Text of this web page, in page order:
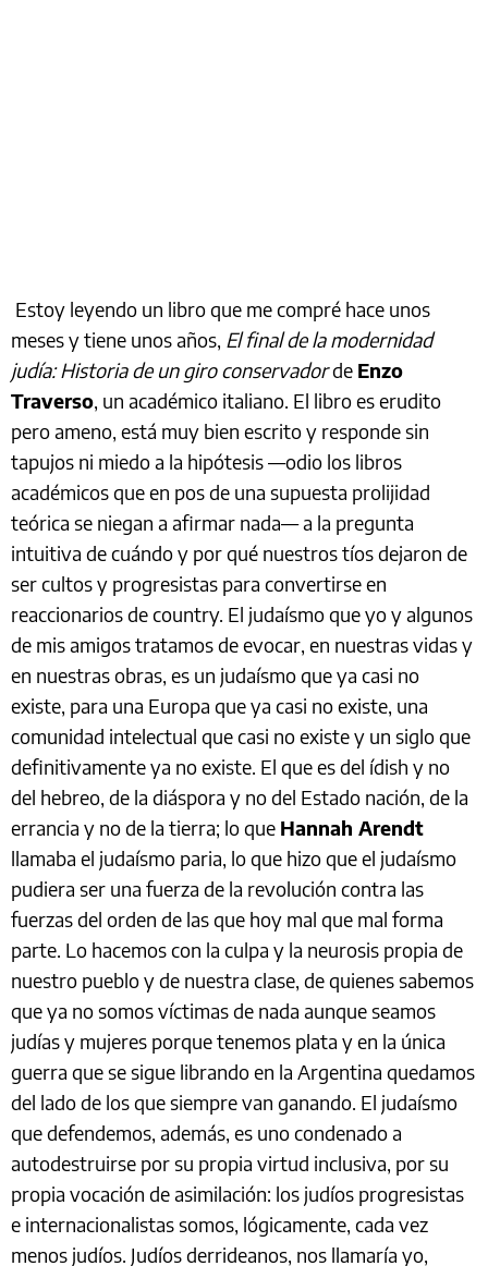
Estoy leyendo un libro que me compré hace unos
meses y tiene unos años, El final de la modernidad
judía: Historia de un giro conservadorde Enzo
Traverso, un académico italiano. El libro es erudito
pero ameno, está muy bien escrito y responde sin
tapujos ni miedo a la hipótesis —odio los libros
académicos que en pos de una supuesta prolijidad
teórica se niegan a afirmar nada— a la pregunta
intuitiva de cuándo y por qué nuestros tíos dejaron de
ser cultos y progresistas para convertirse en
reaccionarios de country. El judaísmo que yo y algunos
de mis amigos tratamos de evocar, en nuestras vidas y
en nuestras obras, es un judaísmo que ya casi no
existe, para una Europa que ya casi no existe, una
comunidad intelectual que casi no existe y un siglo que
definitivamente ya no existe. El que es del ídish y no
del hebreo, de la diáspora y no del Estado nación, de la
errancia y no de la tierra; lo que Hannah Arendt
llamaba el judaísmo paria, lo que hizo que el judaísmo
pudiera ser una fuerza de la revolución contra las
fuerzas del orden de las que hoy mal que mal forma
parte. Lo hacemos con la culpa y la neurosis propia de
nuestro pueblo y de nuestra clase, de quienes sabemos
que ya no somos víctimas de nada aunque seamos
judías y mujeres porque tenemos plata y en la única
guerra que se sigue librando en la Argentina quedamos
del lado de los que siempre van ganando. El judaísmo
que defendemos, además, es uno condenado a
autodestruirse por su propia virtud inclusiva, por su
propia vocación de asimilación: los judíos progresistas
e internacionalistas somos, lógicamente, cada vez
menos judíos. Judíos derrideanos, nos llamaría yo,